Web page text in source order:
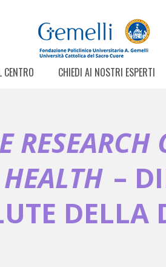
CENTRO CHIEDI AI NOSTRI ESPERTI
–
DELLA